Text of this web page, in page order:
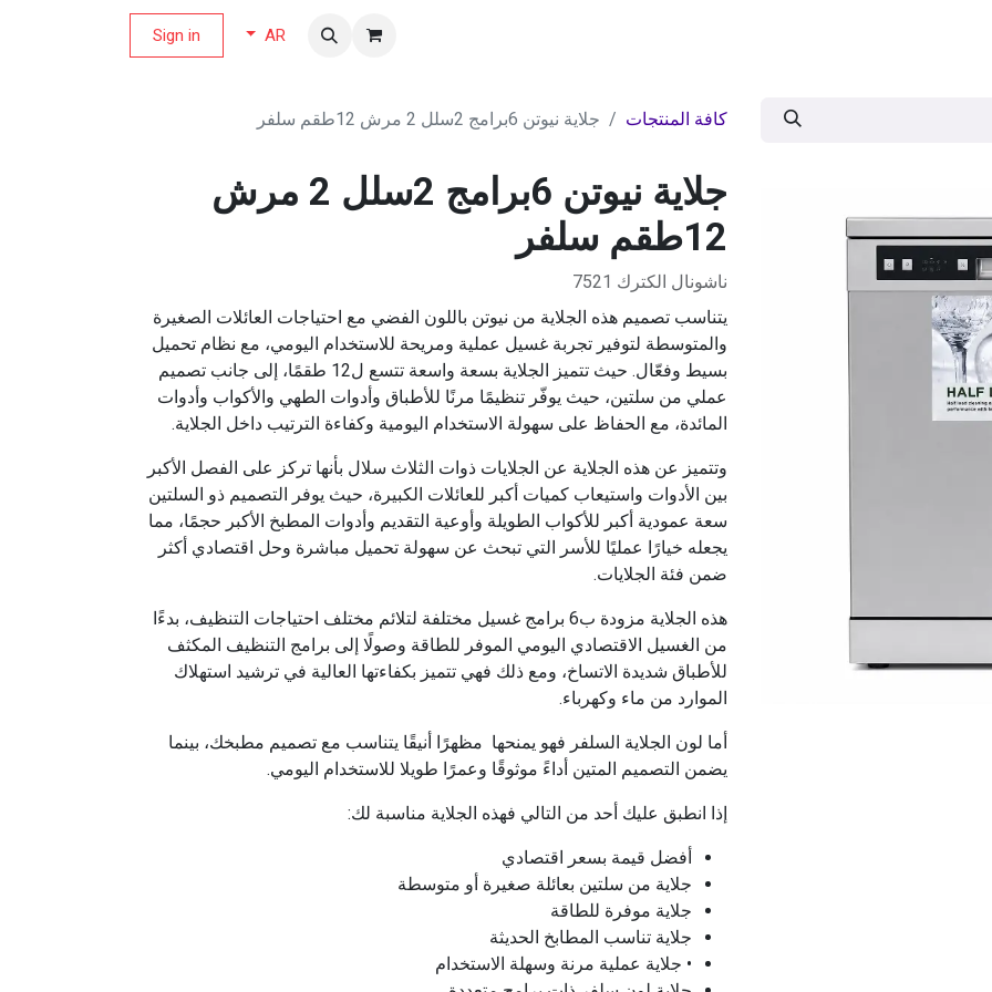
AR
Sign in
كافة المنتجات جلاية نيوتن 6برامج 2سلل 2 مرش 12طقم سلفر
جلاية نيوتن 6برامج 2سلل 2 مرش
12طقم سلفر
ناشونال الكترك 7521
يتناسب تصميم هذه الجلاية من نيوتن باللون الفضي مع احتياجات العائلات الصغيرة
والمتوسطة لتوفير تجربة غسيل عملية ومريحة للاستخدام اليومي، مع نظام تحميل
بسيط وفعّال. حيث تتميز الجلاية بسعة واسعة تتسع ل12 طقمًا، إلى جانب تصميم
عملي من سلتين، حيث يوفّر تنظيمًا مرنًا للأطباق وأدوات الطهي والأكواب وأدوات
المائدة، مع الحفاظ على سهولة الاستخدام اليومية وكفاءة الترتيب داخل الجلاية.
وتتميز عن هذه الجلاية عن الجلايات ذوات الثلاث سلال بأنها تركز على الفصل الأكبر
بين الأدوات واستيعاب كميات أكبر للعائلات الكبيرة، حيث يوفر التصميم ذو السلتين
سعة عمودية أكبر للأكواب الطويلة وأوعية التقديم وأدوات المطبخ الأكبر حجمًا، مما
يجعله خيارًا عمليًا للأسر التي تبحث عن سهولة تحميل مباشرة وحل اقتصادي أكثر
ضمن فئة الجلايات.
هذه الجلاية مزودة ب6 برامج غسيل مختلفة لتلائم مختلف احتياجات التنظيف، بدءًا
من الغسيل الاقتصادي اليومي الموفر للطاقة وصولًا إلى برامج التنظيف المكثف
للأطباق شديدة الاتساخ، ومع ذلك فهي تتميز بكفاءتها العالية في ترشيد استهلاك
الموارد من ماء وكهرباء.
أما لون الجلاية السلفر فهو يمنحها مظهرًا أنيقًا يتناسب مع تصميم مطبخك، بينما
يضمن التصميم المتين أداءً موثوقًا وعمرًا طويلا للاستخدام اليومي.
إذا انطبق عليك أحد من التالي فهذه الجلاية مناسبة لك:
أفضل قيمة بسعر اقتصادي
جلاية من سلتين بعائلة صغيرة أو متوسطة
جلاية موفرة للطاقة
جلاية تناسب المطابخ الحديثة
• جلاية عملية مرنة وسهلة الاستخدام